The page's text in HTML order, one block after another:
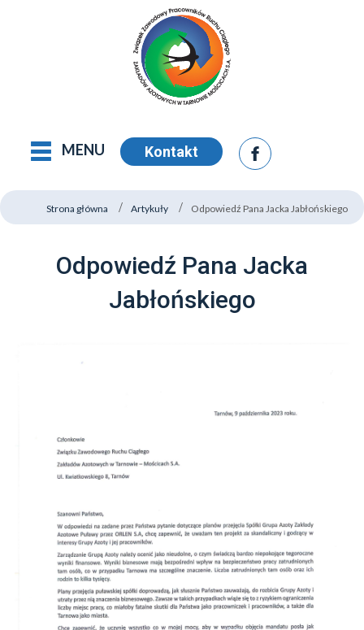
MENU Kontakt
Strona główna Artykuły Odpowiedź Pana Jacka Jabłońskiego
Odpowiedź Pana Jacka
Jabłońskiego